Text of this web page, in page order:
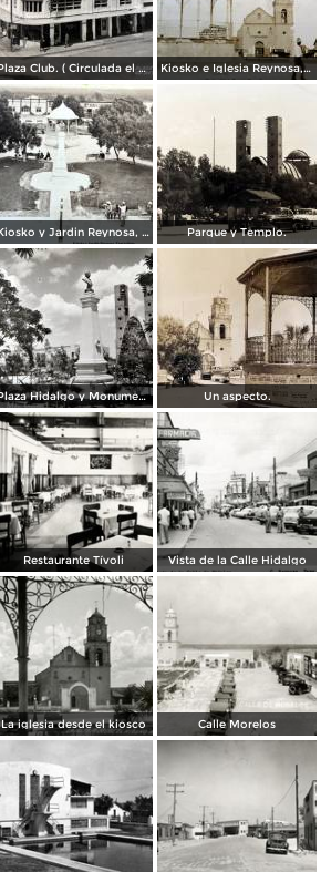
Plaza Club. ( Circulada el 21 de Mayo de 1957 ). Kiosko e Iglesia Reynosa, Tamaulipas.
Kiosko y Jardin Reynosa, Tamaulipas ( Circulada el 2 de Febrero de 1949 ). Parque y Templo.
Plaza Hidalgo y Monumento a Benito Juarez. Un aspecto.
Restaurante Tívoli Vista de la Calle Hidalgo
La iglesia desde el kiosco Calle Morelos